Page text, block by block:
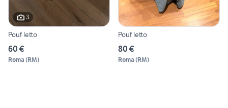
3
Pouf letto
60 €
Roma (RM)
Pouf letto
80 €
Roma (RM)